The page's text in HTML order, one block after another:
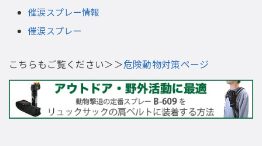
催涙スプレー情報
催涙スプレー
こちらもご覧ください＞＞危険動物対策ページ